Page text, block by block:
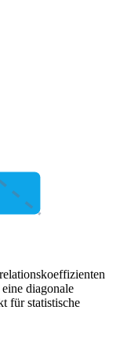
diagonale
für statistische